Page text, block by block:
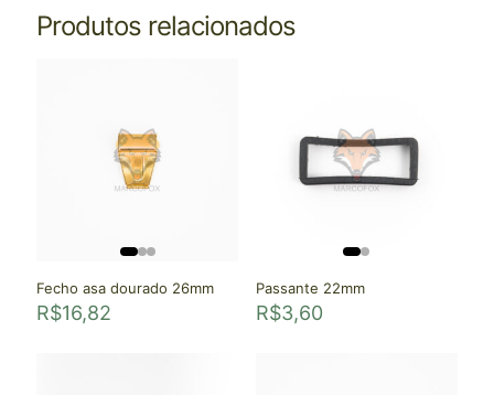
Produtos relacionados
Fecho asa dourado 26mm
R$16,82
Passante 22mm
R$3,60